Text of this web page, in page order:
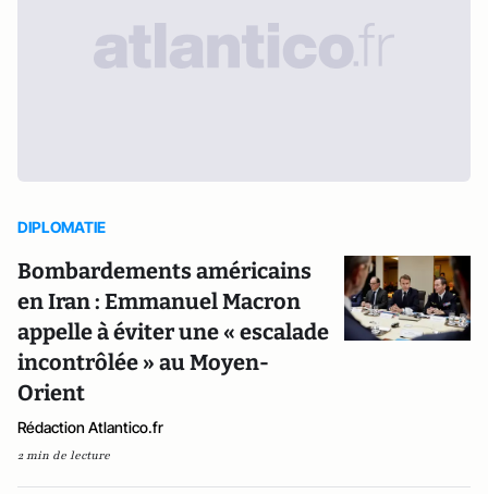
DIPLOMATIE
Bombardements américains
en Iran : Emmanuel Macron
appelle à éviter une « escalade
incontrôlée » au Moyen-
Orient
Rédaction Atlantico.fr
2 min de lecture